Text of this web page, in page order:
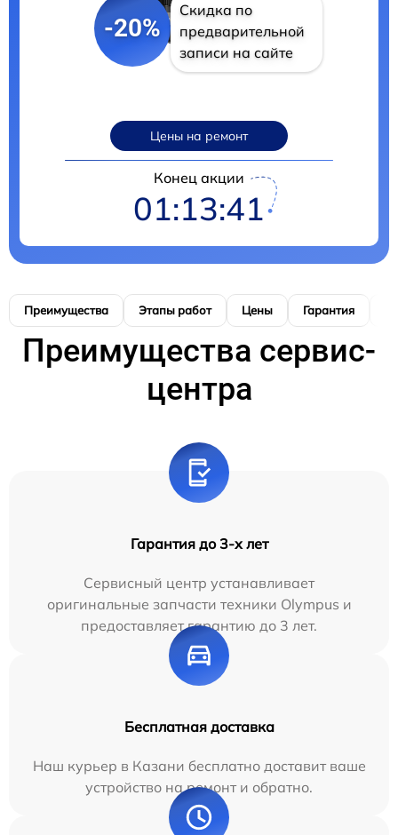
-20%
Скидка по
предварительной
записи на сайте
Цены на ремонт
Конец акции
01:13:40
Преимущества Этапы работ Цены Гарантия
Преимущества сервис-
центра
Гарантия до 3-х лет
Сервисный центр устанавливает
оригинальные запчасти техники Olympus и
предоставляет гарантию до 3 лет.
Бесплатная доставка
Наш курьер в Казани бесплатно доставит ваше
устройство на ремонт и обратно.